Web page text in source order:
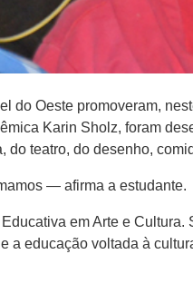
Oeste promoveram,
Karin Sholz, foram
teatro, do desenho,
— afirma a estudante.
em Arte e
educação voltada à